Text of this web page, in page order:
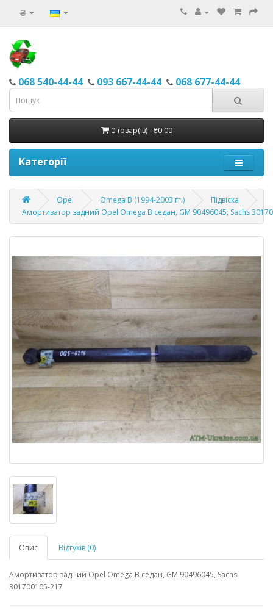
₴
068 540-44-44 093 667-44-44 068 677-44-44
0 товар(ів) - ₴0.00
Категорії
Opel Omega B (1994-2003 гг.)
Підвіска
Амортизатор задний Opel Omega B седан, GM 90496045, Sachs
Опис Відгуків (0)
Амортизатор задний Opel Omega B седан, GM 90496045, Sachs
301700105-217